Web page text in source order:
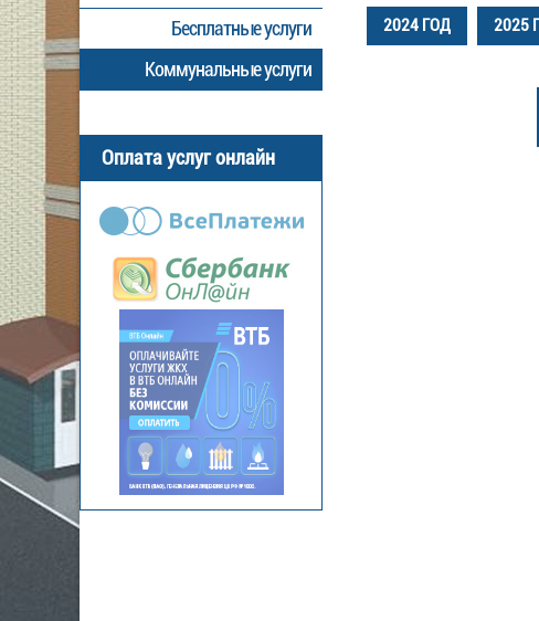
Бесплатные услуги
Коммунальные услуги
Оплата услуг онлайн
2024 ГОД 2025